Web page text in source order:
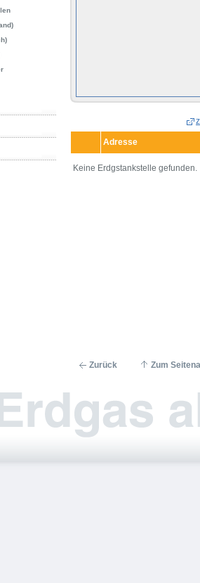
Adresse
Keine Erdgstankstelle gefunden.
Zurück Zum